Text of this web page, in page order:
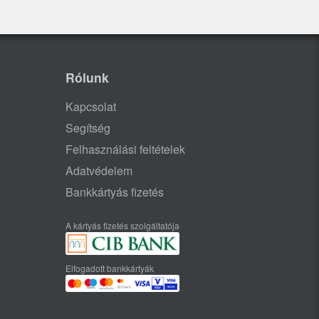
Rólunk
Kapcsolat
Segítség
Felhasználási feltételek
Adatvédelem
Bankkártyás fizetés
A kártyás fizetés szolgáltatója
Elfogadott bankkártyák